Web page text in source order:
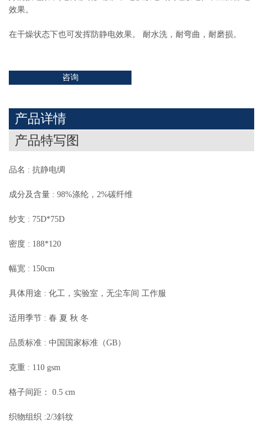
效果。
在干燥状态下也可发挥防静电效果。 耐水洗，耐弯曲，耐磨损。
咨询
产品详情
产品特写图
品名 : 抗静电绸
成分及含量 : 98%涤纶，2%碳纤维
纱支 : 75D*75D
密度 : 188*120
幅宽 : 150cm
具体用途 : 化工，实验室，无尘车间 工作服
适用季节 : 春 夏 秋 冬
品质标准 : 中国国家标准（GB）
克重 : 110 gsm
格子间距： 0.5 cm
织物组织 :2/3斜纹